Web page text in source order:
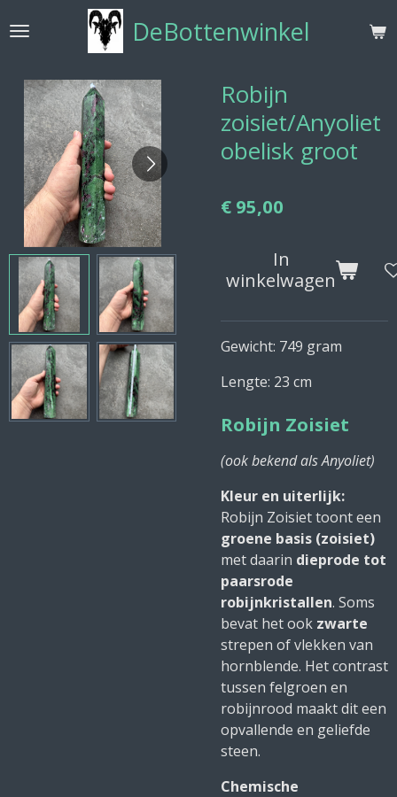
direct
de
hoofdinhoud
DeBottenwinkel
Robijn
zoisiet/Anyoliet
obelisk groot
€ 95,00
In
winkelwagen
Gewicht: 749 gram
Lengte: 23 cm
Robijn Zoisiet
(ook bekend als Anyoliet)
Kleur en uiterlijk:
Robijn Zoisiet toont een
groene basis (zoisiet)
met daarin dieprode tot
paarsrode
robijnkristallen. Soms
bevat het ook zwarte
strepen of vlekken van
hornblende. Het contrast
tussen felgroen en
robijnrood maakt dit een
opvallende en geliefde
steen.
Chemische